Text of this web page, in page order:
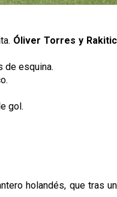
Óliver Torres y Rakitic
de esquina.
gol.
holandés, que tras un